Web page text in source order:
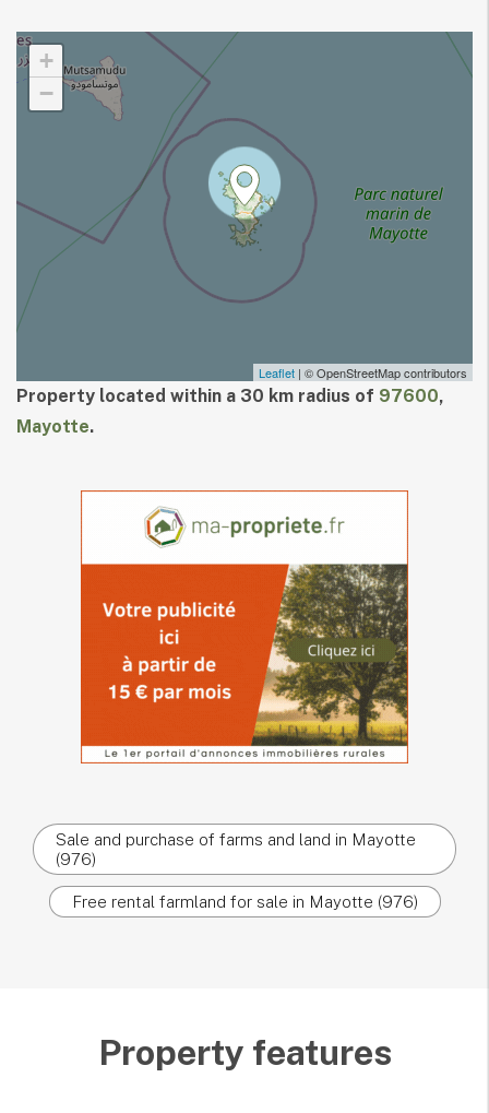
+
−
Leaflet | © OpenStreetMap contributors
Property located within a 30 km radius of 97600,
Mayotte.
Sale and purchase of farms and land in Mayotte
(976)
Free rental farmland for sale in Mayotte (976)
Property features